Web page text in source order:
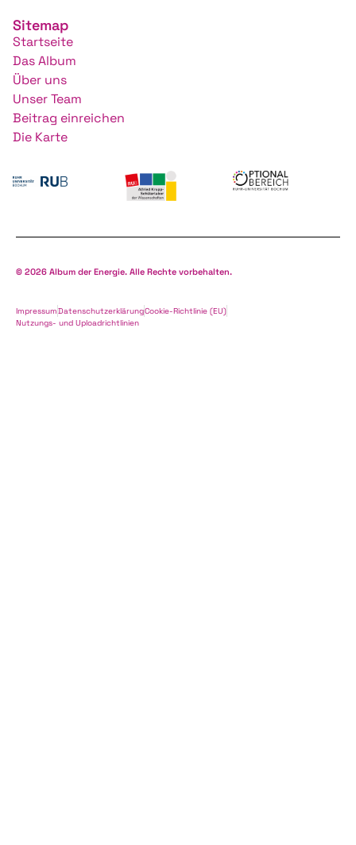
Sitemap
Startseite
Das Album
Über uns
Unser Team
Beitrag einreichen
Die Karte
© 2026 Album der Energie. Alle Rechte vorbehalten.
ImpressumDatenschutzerklärungCookie-Richtlinie (EU)
Nutzungs- und Uploadrichtlinien